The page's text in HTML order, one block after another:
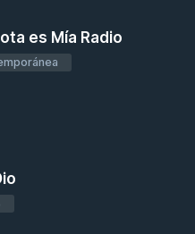
es Mía Radio